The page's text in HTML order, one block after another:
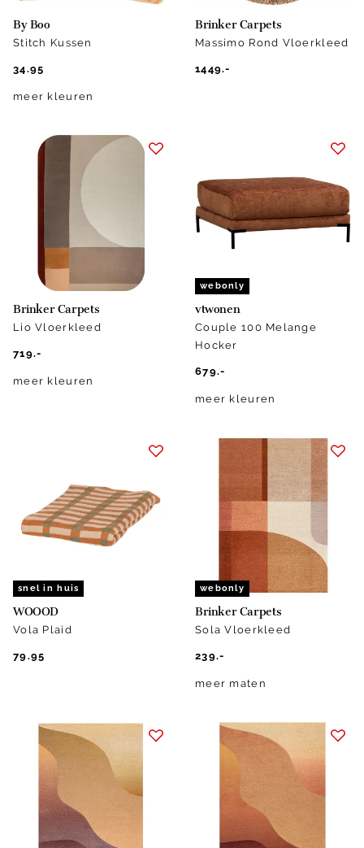
By Boo
Stitch Kussen
34.95
meer kleuren
Brinker Carpets
Massimo Rond Vloerkleed
1449.-
Brinker Carpets
Lio Vloerkleed
719.-
meer kleuren
webonly
vtwonen
Couple 100 Melange
Hocker
679.-
meer kleuren
snel in huis
WOOOD
Vola Plaid
79.95
webonly
Brinker Carpets
Sola Vloerkleed
239.-
meer maten